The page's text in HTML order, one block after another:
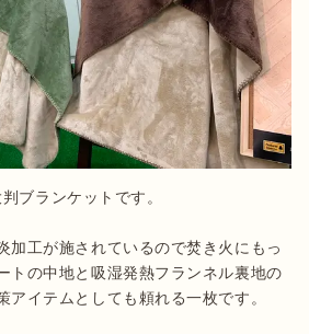
ブランケットです。
加工が施されているので焚き火にもっ
トの中地と吸湿発熱フランネル裏地の
アイテムとしても頼れる一枚です。